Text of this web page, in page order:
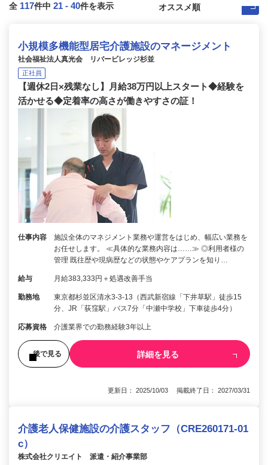
全 117件中 21 - 40件を表示
小規模多機能型居宅介護施設のマネージメント
社会福祉法人真光会 リバービレッジ杉並
正社員
【週休2日×残業なし】月給38万円以上スタート◆経験を
活かせる◆定着率の高さが働きやすさの証！
仕事内容
施設全体のマネジメント業務や運営をはじめ、幅広い業務を
お任せします。 ≪具体的な業務内容は……≫ ◎利用者様の
管理 既往歴や現病歴などの状態やケアプランを知り…
給与 月給383,333円＋処遇改善手当
勤務地
東京都杉並区清水3-3-13（西武新宿線「下井草駅」徒歩15
分、JR「荻窪駅」バス7分「中瀬中学校」下車徒歩4分）
応募資格 介護業界での勤務経験3年以上
後で見る 詳細を見る
更新日： 2025/10/03 掲載終了日： 2027/03/31
介護老人保健施設の介護スタッフ（CRE260171-01
c）
株式会社クリエイト 派遣・紹介事業部